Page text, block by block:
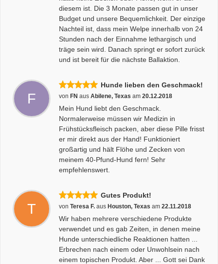
diesem ist. Die 3 Monate passen gut in unser
Budget und unsere Bequemlichkeit. Der einzige
Nachteil ist, dass mein Welpe innerhalb von 24
Stunden nach der Einnahme lethargisch und
träge sein wird. Danach springt er sofort zurück
und ist bereit für die nächste Ballaktion.
F
Hunde lieben den Geschmack!
von FN aus Abilene, Texas am 20.12.2018
Mein Hund liebt den Geschmack.
Normalerweise müssen wir Medizin in
Frühstücksfleisch packen, aber diese Pille frisst
er mir direkt aus der Hand! Funktioniert
großartig und hält Flöhe und Zecken von
meinem 40-Pfund-Hund fern! Sehr
empfehlenswert.
T
Gutes Produkt!
von Teresa F. aus Houston, Texas am 22.11.2018
Wir haben mehrere verschiedene Produkte
verwendet und es gab Zeiten, in denen meine
Hunde unterschiedliche Reaktionen hatten ...
Erbrechen nach einem oder Unwohlsein nach
einem topischen Produkt. Aber ... Gott sei Dank